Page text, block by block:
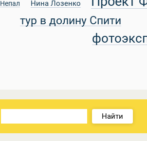
Непал Нина Лозенко
тур в долину Спити
Найти